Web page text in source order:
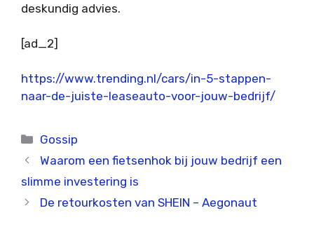
deskundig advies.
[ad_2]
https://www.trending.nl/cars/in-5-stappen-
naar-de-juiste-leaseauto-voor-jouw-bedrijf/
Categorieën
Gossip
Waarom een fietsenhok bij jouw bedrijf een
slimme investering is
De retourkosten van SHEIN – Aegonaut